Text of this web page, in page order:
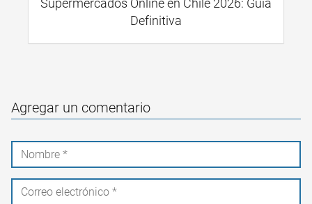
Definitiva
Agregar un comentario